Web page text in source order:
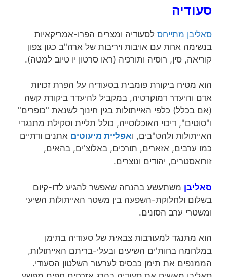
סעודיה
סאליבן מתייחס לסעודיה ומצרים הפרו-אמריקאיות
בנשימה אחת עם אויבות ויריבות של ארה"ב כגון צפון
קוריאה, סין, רוסיה ותורכיה (ראו סרטון יו טיוב למטה).
הוא מטיח ביקורת פומבית בסעודיה על הפרת זכויות
אדם והיעדר דמוקרטיה, במקביל להיעדר ביקורת קשה
(אם בכלל) כלפי האייתולות בגין חינוך לשנאת "כופרים"
ו"סוטים", דיכוי האוכלוסייה, כולל תליית וסקילת מתנגדי
האייתולות ולהט"בים, ואפליית מיעוטים אתנים ודתיים
כמו ערבים, אזארים, תורכים, באלוצ'ים, בהאים,
זורואסטרים, יהודים ונוצרים.
סאליבן משתעשע בהנחה שאפשר להגיע לדו-קיום
בשלום ולחלוקת-השפעה בין משטר האייתולות השיעי
ומשטרי ערב הסונים.
הוא מתנגד למעורבות צבאית של סעודיה בתימן
במלחמה בחות'ים השיעים ובעלי-בריתם האייתולות,
הממנפים את תימן כבסיס לערעור השלטון הסעודי.